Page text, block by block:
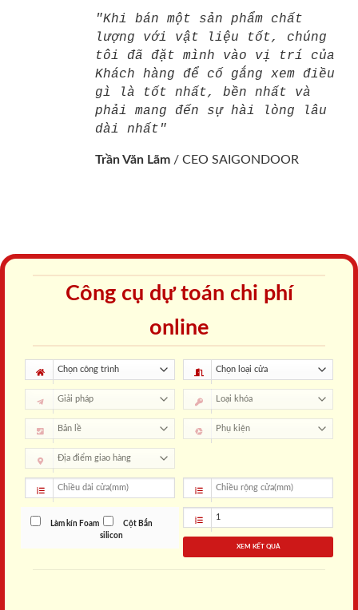
"Khi bán một sản phẩm chất
lượng với vật liệu tốt, chúng
tôi đã đặt mình vào vị trí của
Khách hàng để cố gắng xem điều
gì là tốt nhất, bền nhất và
phải mang đến sự hài lòng lâu
dài nhất"
Trần Văn Lãm / CEO SAIGONDOOR
Công cụ dự toán chi phí
online
Làm kín Foam
Cột Bắn
silicon
XEM KẾT QUẢ